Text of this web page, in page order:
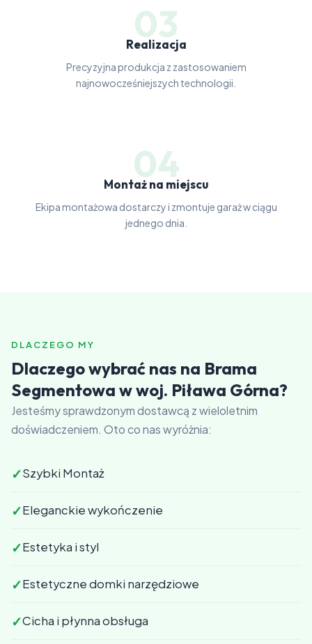
03
Realizacja
Precyzyjna produkcja z zastosowaniem
najnowocześniejszych technologii.
04
Montaż na miejscu
Ekipa montażowa dostarczy i zmontuje garaż w ciągu
jednego dnia.
DLACZEGO MY
Dlaczego wybrać nas na Brama
Segmentowa w woj. Piława Górna?
Jesteśmy sprawdzonym dostawcą z wieloletnim
doświadczeniem. Oto co nas wyróżnia:
✓Szybki Montaż
✓Eleganckie wykończenie
✓Estetyka i styl
✓Estetyczne domki narzędziowe
✓Cicha i płynna obsługa